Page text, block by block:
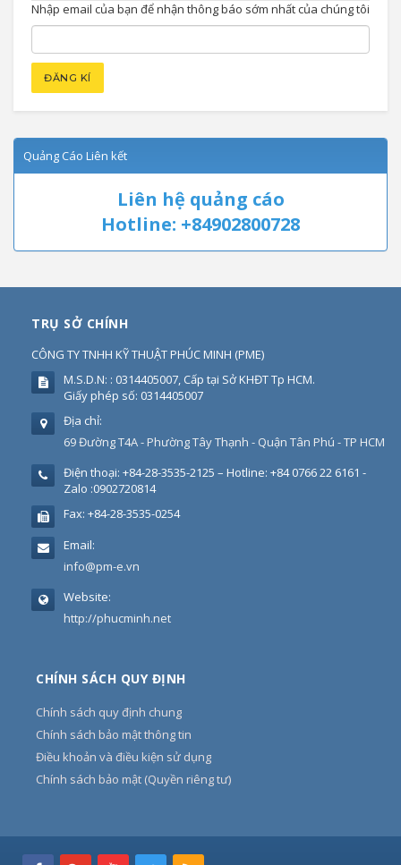
Nhập email của bạn để nhận thông báo sớm nhất của chúng tôi
Quảng Cáo Liên kết
Liên hệ quảng cáo
Hotline: +84902800728
TRỤ SỞ CHÍNH
CÔNG TY TNHH KỸ THUẬT PHÚC MINH (PME)
M.S.D.N: : 0314405007, Cấp tại Sở KHĐT Tp HCM.
Giấy phép số: 0314405007
Địa chỉ:
69 Đường T4A - Phường Tây Thạnh - Quận Tân Phú - TP HCM
Điện thoại: +84-28-3535-2125 – Hotline: +84 0766 22 6161 -
Zalo :0902720814
Fax: +84-28-3535-0254
Email:
info@pm-e.vn
Website:
http://phucminh.net
CHÍNH SÁCH QUY ĐỊNH
Chính sách quy định chung
Chính sách bảo mật thông tin
Điều khoản và điều kiện sử dụng
Chính sách bảo mật (Quyền riêng tư)